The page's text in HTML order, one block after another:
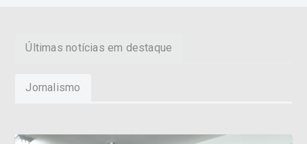
Últimas notícias em destaque
Jornalismo